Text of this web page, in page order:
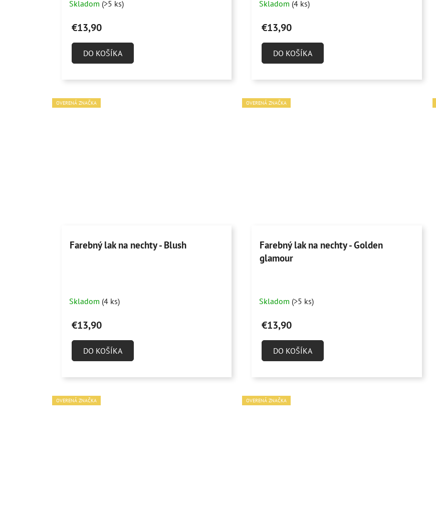
Skladom (>5 ks)
€13,90
DO KOŠÍKA
Skladom (4 ks)
€13,90
DO KOŠÍKA
OVERENÁ ZNAČKA
Farebný lak na nechty - Blush
Skladom (4 ks)
€13,90
DO KOŠÍKA
OVERENÁ ZNAČKA
Farebný lak na nechty - Golden
glamour
Skladom (>5 ks)
€13,90
DO KOŠÍKA
OVERENÁ ZNAČKA OVERENÁ ZNAČKA